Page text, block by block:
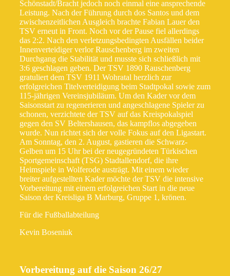
Schönstadt/Bracht jedoch noch einmal eine ansprechende
Leistung. Nach der Führung durch dos Santos und dem
zwischenzeitlichen Ausgleich brachte Fabian Lauer den
TSV erneut in Front. Noch vor der Pause fiel allerdings
das 2:2. Nach den verletzungsbedingten Ausfällen beider
Innenverteidiger verlor Rauschenberg im zweiten
Durchgang die Stabilität und musste sich schließlich mit
3:6 geschlagen geben. Der TSV 1890 Rauschenberg
gratuliert dem TSV 1911 Wohratal herzlich zur
erfolgreichen Titelverteidigung beim Stadtpokal sowie zum
115-jährigen Vereinsjubiläum. Um den Kader vor dem
Saisonstart zu regenerieren und angeschlagene Spieler zu
schonen, verzichtete der TSV auf das Kreispokalspiel
gegen den SV Beltershausen, das kampflos abgegeben
wurde. Nun richtet sich der volle Fokus auf den Ligastart.
Am Sonntag, den 2. August, gastieren die Schwarz-
Gelben um 15 Uhr bei der neugegründeten Türkischen
Sportgemeinschaft (TSG) Stadtallendorf, die ihre
Heimspiele in Wolferode austrägt. Mit einem wieder
breiter aufgestellten Kader möchte der TSV die intensive
Vorbereitung mit einem erfolgreichen Start in die neue
Saison der Kreisliga B Marburg, Gruppe 1, krönen.
Für die Fußballabteilung
Kevin Boseniuk
Vorbereitung auf die Saison 26/27